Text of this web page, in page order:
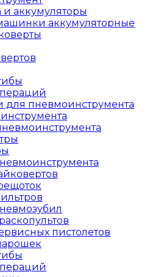
и аккумуляторы
аккумуляторные
для пневмоинструмента
пистолетов